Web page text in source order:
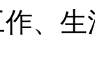
、